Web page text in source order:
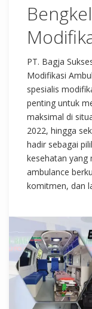
PT. Bagja
Modifikasi
spesialis
penting untuk
maksimal di
2022, hingga
hadir sebagai
kesehatan yang
ambulance
komitmen, dan